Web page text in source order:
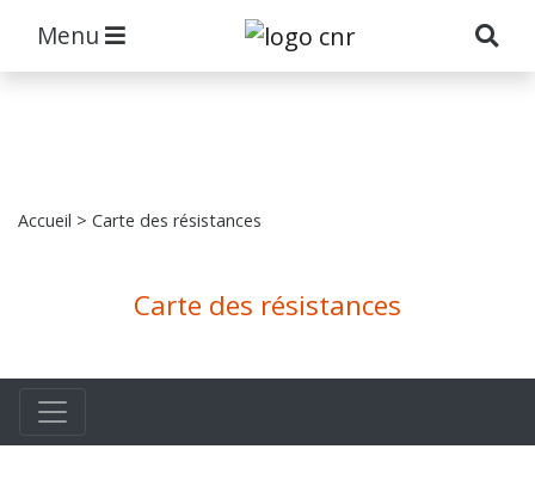
Menu
Accueil > Carte des résistances
Carte des résistances